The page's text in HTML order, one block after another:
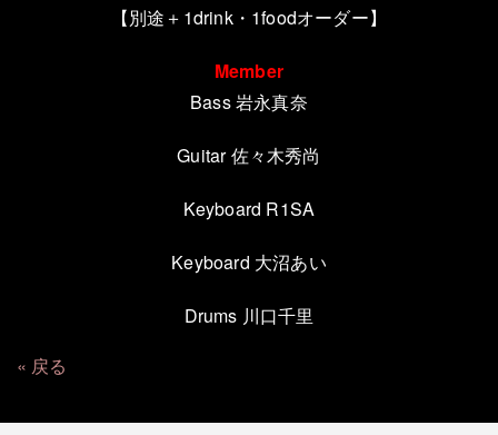
【別途＋1drink・1foodオーダー】
Member
Bass 岩永真奈
Guitar 佐々木秀尚
Keyboard R1SA
Keyboard 大沼あい
Drums 川口千里
戻る